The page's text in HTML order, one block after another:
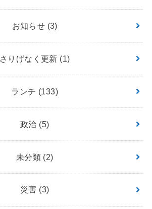
お知らせ (3)
さりげなく更新 (1)
ランチ (133)
政治 (5)
未分類 (2)
災害 (3)